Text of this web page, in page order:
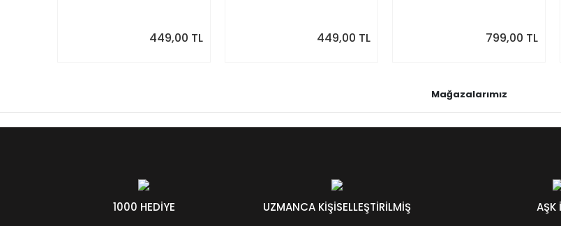
449,00 TL 449,00 TL 799,00 TL
Mağazalarımız
1000 HEDİYE UZMANCA KİŞİSELLEŞTİRİLMİŞ AŞK